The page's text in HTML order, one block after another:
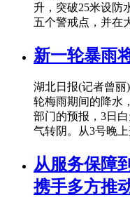
升，突破25米设防
五个警戒点，并在
新一轮暴雨
湖北日报(记者曾
轮梅雨期间的降水
部门的预报，3日
气转阴。从3号晚
从服务保障
携手多方推